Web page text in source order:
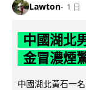
Lawton 1 日
中國湖北
金冒濃煙
中國湖北黃石一